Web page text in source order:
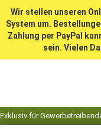
Wir stellen unseren
System um.
Zahlung per PayPal
sein. Vielen